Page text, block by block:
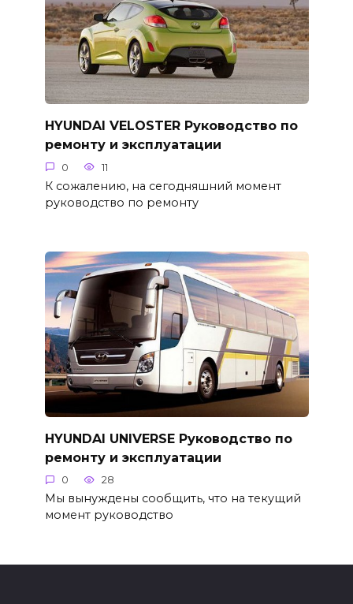
HYUNDAI VELOSTER Руководство по
ремонту и эксплуатации
0 11
К сожалению, на сегодняшний момент
руководство по ремонту
HYUNDAI UNIVERSE Руководство по
ремонту и эксплуатации
0 28
Мы вынуждены сообщить, что на текущий
момент руководство